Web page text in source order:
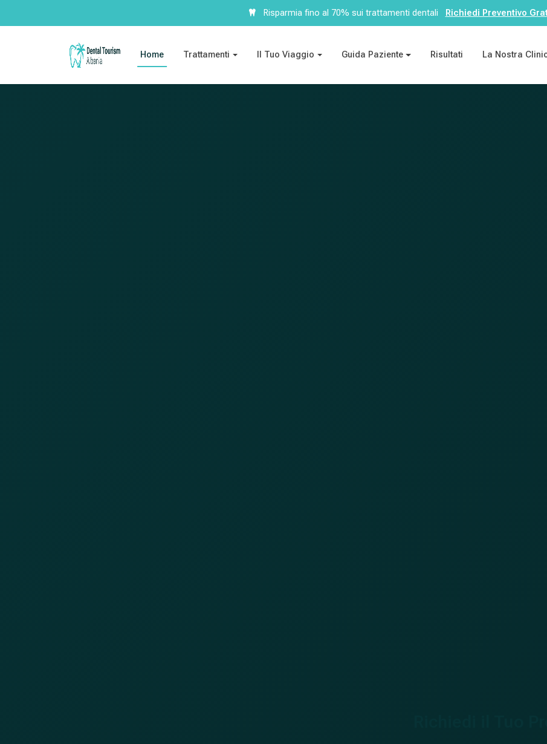
Risparmia fino al 70% sui trattamenti dentali Richiedi Preventivo
Home Trattamenti Il Tuo Viaggio Guida Paziente Risultati La Nostra